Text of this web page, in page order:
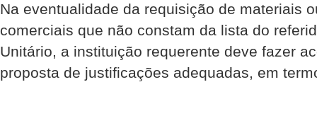
Na eventualidade da requisição de materiais
comerciais que não constam da lista do
Unitário, a instituição requerente deve fazer
proposta de justificações adequadas, em